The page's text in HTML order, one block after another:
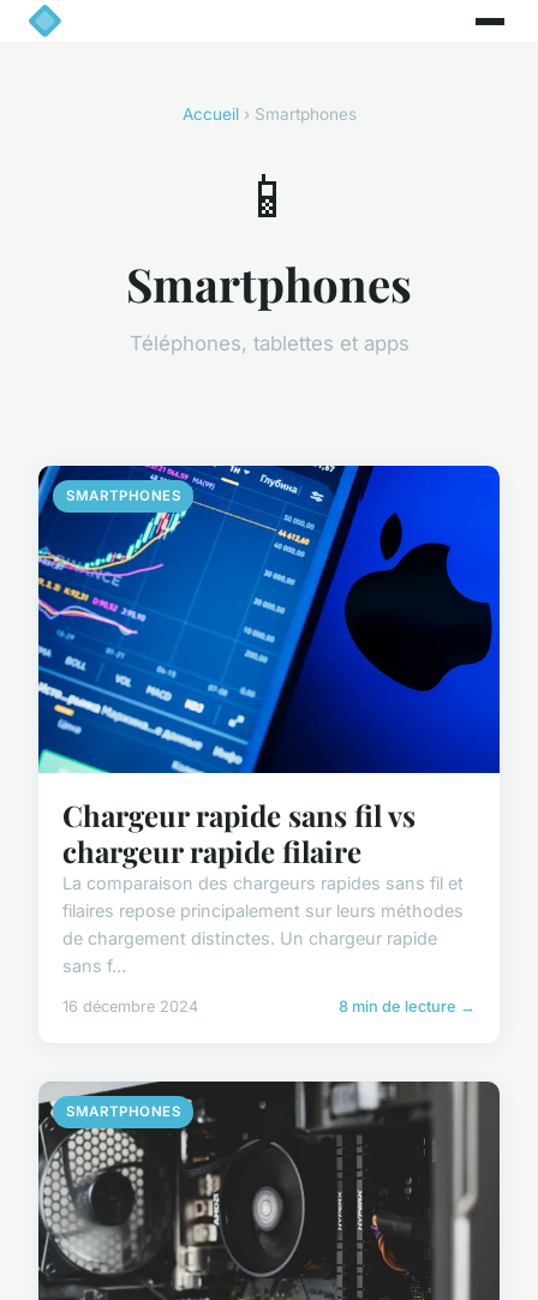
Accueil› Smartphones
📱
Smartphones
Téléphones, tablettes et apps
SMARTPHONES
Chargeur rapide sans fil vs
chargeur rapide filaire
La comparaison des chargeurs rapides sans fil et
filaires repose principalement sur leurs méthodes
de chargement distinctes. Un chargeur rapide
sans f...
16 décembre 2024 8 min de lecture →
SMARTPHONES